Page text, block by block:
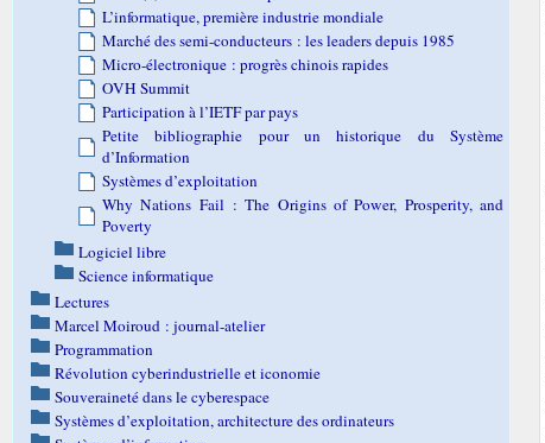
L’informatique, première industrie mondiale
Marché des semi-conducteurs : les leaders depuis 1985
Micro-électronique : progrès chinois rapides
OVH Summit
Participation à l’IETF par pays
Petite bibliographie pour un historique du Système
d’Information
Systèmes d’exploitation
Why Nations Fail : The Origins of Power, Prosperity, and
Poverty
Logiciel libre
Science informatique
Lectures
Marcel Moiroud : journal-atelier
Programmation
Révolution cyberindustrielle et iconomie
Souveraineté dans le cyberespace
Systèmes d’exploitation, architecture des ordinateurs